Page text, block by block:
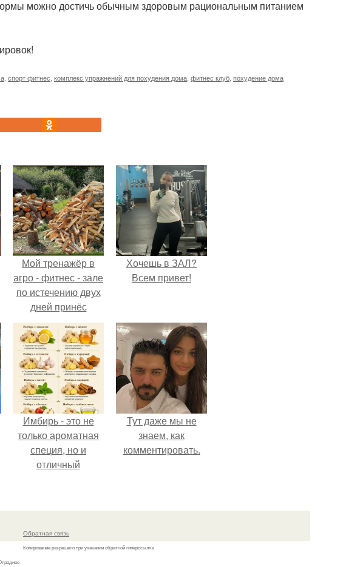
можно достичь обычным здоровым рациональным питанием
спорт фитнес комплекс упражнений для похудения дома фитнес клуб похудение дома
Мой тренажёр в
агро - фитнес - зале
по истечению двух
дней принёс
ощутимый
результат.
Хочешь в ЗАЛ?
Всем привет!
Имбирь - это не
только ароматная
специя, но и
отличный
и блюд.
Тут даже мы не
знаем, как
комментировать.
Обратная связь
Копирование разрешено при указании обратной гиперссылки.